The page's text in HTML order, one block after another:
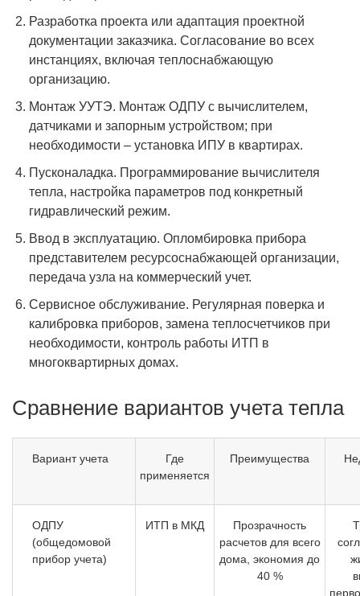
Разработка проекта или адаптация проектной
документации заказчика. Согласование во всех
инстанциях, включая теплоснабжающую
организацию.
Монтаж УУТЭ. Монтаж ОДПУ с вычислителем,
датчиками и запорным устройством; при
необходимости – установка ИПУ в квартирах.
Пусконаладка. Программирование вычислителя
тепла, настройка параметров под конкретный
гидравлический режим.
Ввод в эксплуатацию. Опломбировка прибора
представителем ресурсоснабжающей организации,
передача узла на коммерческий учет.
Сервисное обслуживание. Регулярная поверка и
калибровка приборов, замена теплосчетчиков при
необходимости, контроль работы ИТП в
многоквартирных домах.
Сравнение вариантов учета тепла
Вариант учета
Где
применяется
Преимущества
ОДПУ
(общедомовой
прибор учета)
ИТП в МКД
Прозрачность
расчетов для всего
дома, экономия до
40 %